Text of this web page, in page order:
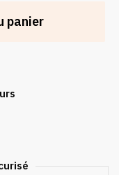
panier